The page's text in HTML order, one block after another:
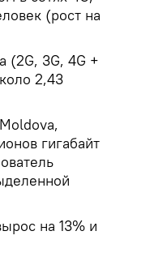
(рост на
(2G, 3G, 4G +
2,43
гигабайт
на 13% и